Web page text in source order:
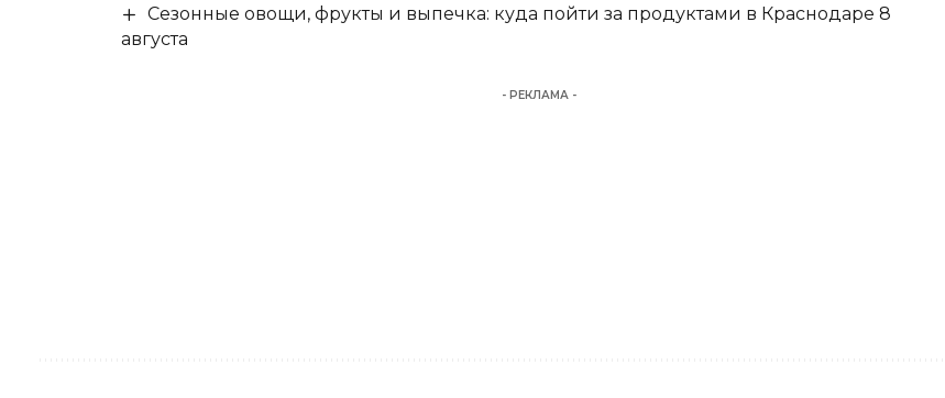
Сезонные овощи, фрукты и выпечка: куда пойти за продуктами в Краснодаре 8
августа
- РЕКЛАМА -